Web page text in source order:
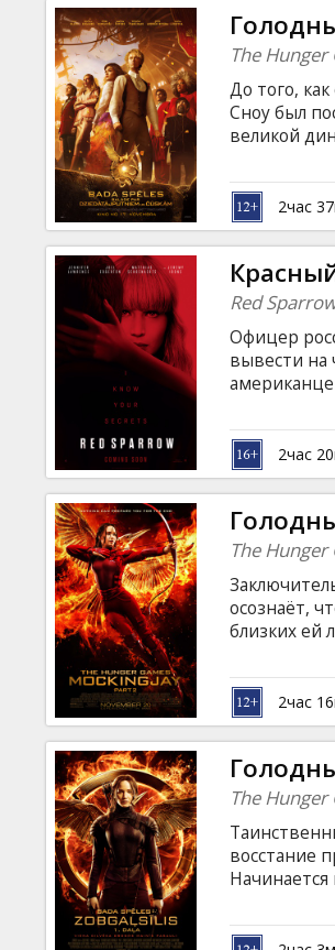
The
До того,
Сноу был
великой
Люси Грей
все
Сноу
временем,
2час
Red
Офицер
вывести на
Доминика
пытается
субтитрами
2час
The
осознаёт,
близких ей
вместе с
и Китнисс
ловушки
латышском
2час
The
восстание
принесли в